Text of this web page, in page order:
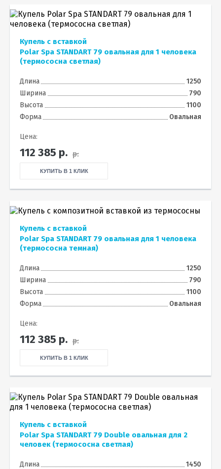
Купель с вставкой
Polar Spa STANDART 79 овальная для 1 человека
(термососна светлая)
Длина
1250
Ширина
790
Высота
1100
Форма
Овальная
Цена:
112 385 р. р.
КУПИТЬ В 1 КЛИК
Купель с вставкой
Polar Spa STANDART 79 овальная для 1 человека
(термососна темная)
Длина
1250
Ширина
790
Высота
1100
Форма
Овальная
Цена:
112 385 р. р.
КУПИТЬ В 1 КЛИК
Купель с вставкой
Polar Spa STANDART 79 Double овальная для 2
человек (термососна светлая)
Длина
1450